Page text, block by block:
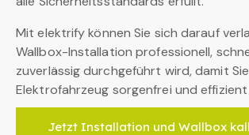
Mit elektrify können Sie sich darauf
Wallbox-Installation professionell,
zuverlässig durchgeführt wird, damit
Elektrofahrzeug sorgenfrei und effizient
Jetzt Installation und Wallbox